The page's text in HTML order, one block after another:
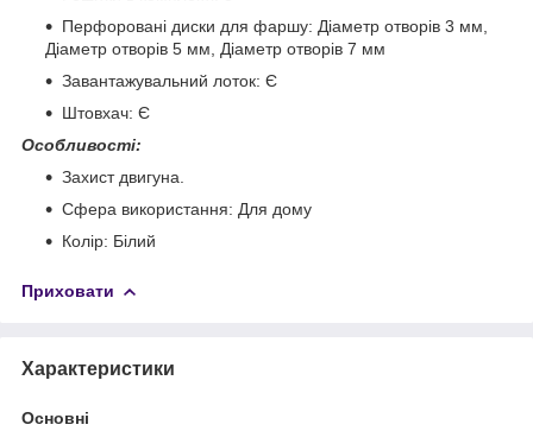
Перфоровані диски для фаршу: Діаметр отворів 3 мм,
Діаметр отворів 5 мм, Діаметр отворів 7 мм
Завантажувальний лоток: Є
Штовхач: Є
Особливості:
Захист двигуна.
Сфера використання: Для дому
Колір: Білий
Приховати
Характеристики
Основні